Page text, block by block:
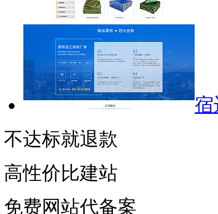
不达标就退款
高性价比建站
免费网站代备案